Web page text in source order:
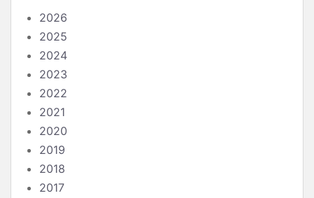
2026
2025
2024
2023
2022
2021
2020
2019
2018
2017